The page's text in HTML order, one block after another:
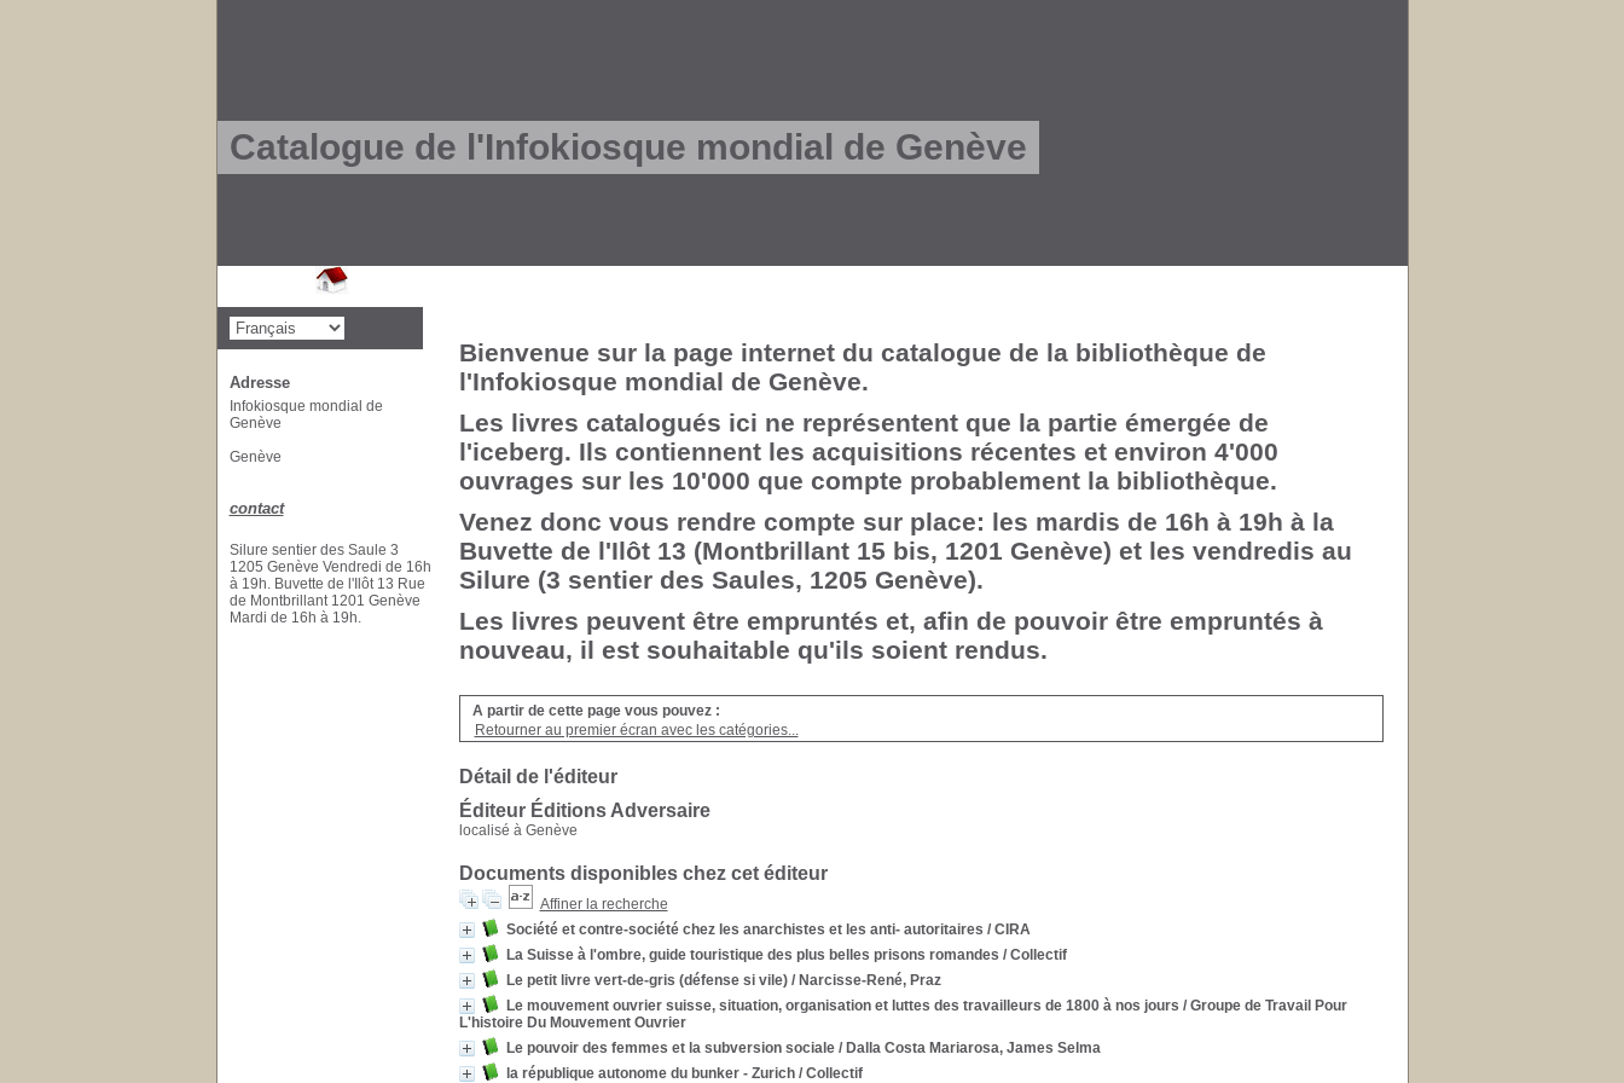
Catalogue de l'Infokiosque mondial de Genève
Bienvenue sur la page internet du catalogue de la bibliothèque de
l'Infokiosque mondial de Genève.
Les livres catalogués ici ne représentent que la partie émergée de
l'iceberg. Ils contiennent les acquisitions récentes et environ 4'000
ouvrages sur les 10'000 que compte probablement la bibliothèque.
Venez donc vous rendre compte sur place: les mardis de 16h à 19h à la
Buvette de l'Ilôt 13 (Montbrillant 15 bis, 1201 Genève) et les vendredis au
Silure (3 sentier des Saules, 1205 Genève).
Les livres peuvent être empruntés et, afin de pouvoir être empruntés à
nouveau, il est souhaitable qu'ils soient rendus.
A partir de cette page vous pouvez :
Retourner au premier écran avec les catégories...
Détail de l'éditeur
Éditeur Éditions Adversaire
localisé à Genève
Documents disponibles chez cet éditeur
Affiner la recherche
Société et contre-société chez les anarchistes et les anti- autoritaires / CIRA
La Suisse à l'ombre, guide touristique des plus belles prisons romandes / Collectif
Le petit livre vert-de-gris (défense si vile)/ Narcisse-René, Praz
Le mouvement ouvrier suisse, situation, organisation et luttes des travailleurs de 1800 à nos jours / Groupe de Travail Pour
L'histoire Du Mouvement Ouvrier
Le pouvoir des femmes et la subversion sociale/ Dalla Costa Mariarosa, James Selma
la république autonome du bunker - Zurich/ Collectif
Adresse
Infokiosque mondial de
Genève
Genève
contact
Silure sentier des Saule 3
1205 Genève Vendredi de 16h
à 19h. Buvette de l'Ilôt 13 Rue
de Montbrillant 1201 Genève
Mardi de 16h à 19h.